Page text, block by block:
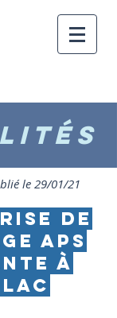
le 29/01/21
de
APS
à